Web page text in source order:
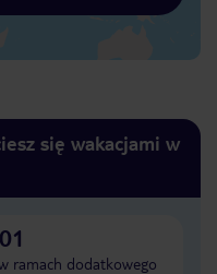
się wakacjami w
ramach dodatkowego